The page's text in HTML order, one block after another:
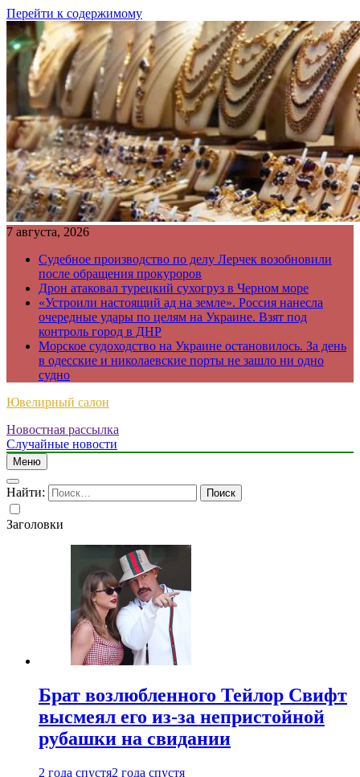
Перейти к содержимому
7 августа, 2026
Судебное производство по делу Лерчек возобновили
после обращения прокуроров
Дрон атаковал турецкий сухогруз в Черном море
«Устроили настоящий ад на земле». Россия нанесла
очередные удары по целям на Украине. Взят под
контроль город в ДНР
Морское судоходство на Украине остановилось. За день
в одесские и николаевские порты не зашло ни одно
судно
Ювелирный салон
Новостная рассылка
Случайные новости
Меню
Найти:
Заголовки
Брат возлюбленного Тейлор Свифт
высмеял его из-за непристойной
рубашки на свидании
2 года спустя2 года спустя